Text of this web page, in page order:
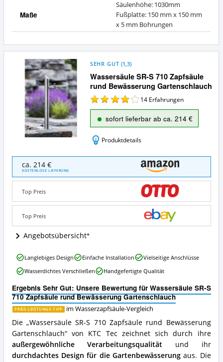
Maße
Säulenhöhe: 1030mm
Fußplatte: 150 mm x 150 mm
x 5 mm Bohrungen
Wassersäule SR-S 710 Zapfsäule
rund Bewässerung Gartenschlauch
SEHR GUT (1,3)
14 Erfahrungen
sofort lieferbar ab ca. 214 €
Produktdetails
Wassersäule
SR-
S
710
Zapfsäule
rund
Bewässerung
Gartenschlauch
Angebote:
Wo
diese
Wasserzapfsäule
erhältlich?
ca. 214 €
KOSTENLOSE LIEFERUNG
Top Preis
Top Preis
Angebotsübersicht
Ergebnis Sehr Gut: Unsere Bewertung für Wassersäule SR-S
710 Zapfsäule rund Bewässerung Gartenschlauch
PREIS-LEISTUNGS-TIPP im Wasserzapfsäule-Vergleich
Die „Wassersäule SR-S 710 Zapfsäule rund Bewässerung
Gartenschlauch“ von KTC Tec zeichnet sich durch ihre
außergewöhnliche Verarbeitungsqualität und ihr
durchdachtes Design für die Gartenbewässerung aus. Die
Wassersäule
SR-
Zapfsäule
rund
Bewässerung
Gartenschlauch
Vorteile:
Was
spricht
für
Langlebiges Design Einfache Installation
Vielseitige Anschlüsse
Wasserdichtes Verschließen
Handgefertigte Qualität